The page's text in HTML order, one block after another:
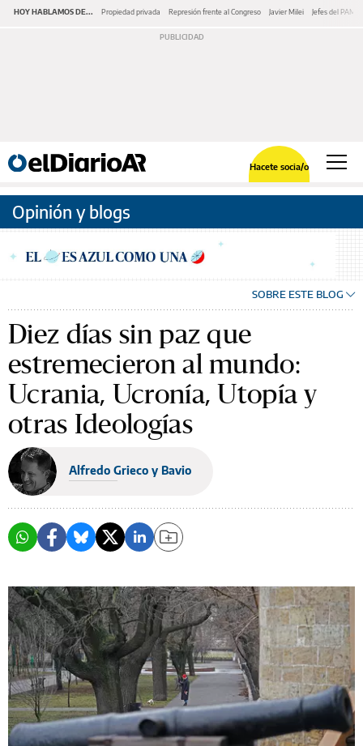
HOY HABLAMOS DE... Propiedad privada Represión frente al Congreso Javier Milei Jefes del PAMI
Hacete socia/o
Opinión y blogs
SOBRE ESTE BLOG
Diez días sin paz que
estremecieron al mundo:
Ucrania, Ucronía, Utopía y
otras Ideologías
Alfredo Grieco y Bavio